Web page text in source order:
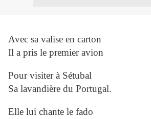
Avec sa valise en carton
Il a pris le premier avion
Pour visiter à Sétubal
Sa lavandière du Portugal.
Elle lui chante le fado